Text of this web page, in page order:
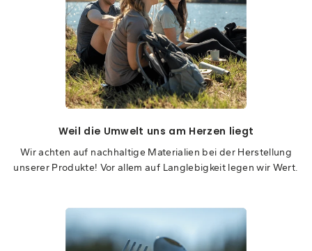
Weil die Umwelt uns am Herzen liegt
Wir achten auf nachhaltige Materialien bei der Herstellung
unserer Produkte! Vor allem auf Langlebigkeit legen wir Wert.